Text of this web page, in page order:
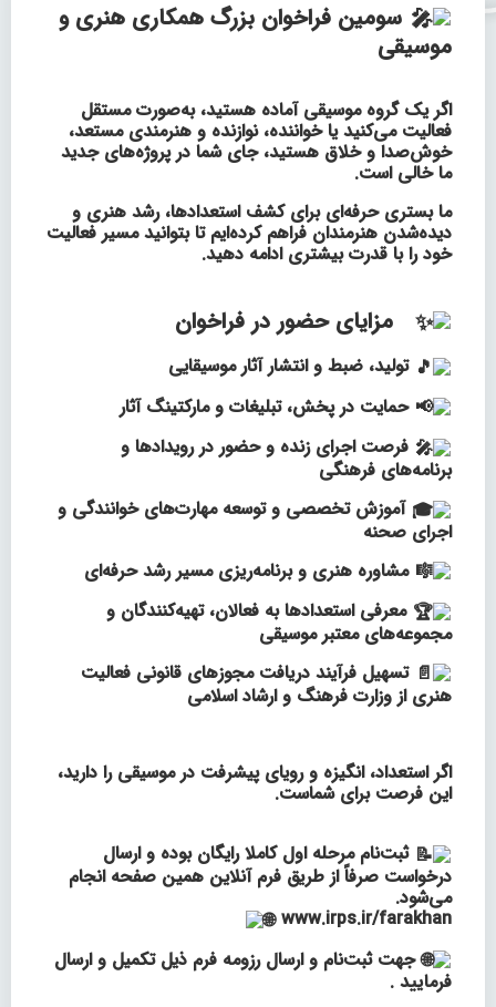
سومین فراخوان بزرگ همکاری هنری و
موسیقی
اگر یک گروه موسیقی آماده هستید، به‌صورت مستقل
فعالیت می‌کنید یا خواننده، نوازنده و هنرمندی مستعد،
خوش‌صدا و خلاق هستید، جای شما در پروژه‌های جدید
ما خالی است.
ما بستریحرفه‌ای برای کشف استعدادها، رشد هنری و
دیده‌شدن هنرمندان فراهم کرده‌ایم تا بتوانید مسیر فعالیت
خود را با قدرت بیشتری ادامه دهید.
مزایای حضور در فراخوان
تولید، ضبط و انتشار آثار موسیقایی
حمایت در پخش، تبلیغات و مارکتینگ آثار
فرصت اجرای زنده و حضور در رویدادها و
برنامه‌های فرهنگی
آموزش تخصصی و توسعه مهارت‌های خوانندگی و
اجرای صحنه
مشاوره هنری و برنامه‌ریزی مسیر رشد حرفه‌ای
معرفی استعدادها به فعالان، تهیه‌کنندگان و
مجموعه‌های معتبر موسیقی
تسهیل فرآیند دریافت مجوزهای قانونی فعالیت
هنری از وزارت فرهنگ و ارشاد اسلامی
اگر استعداد، انگیزه و رویای پیشرفت در موسیقی را دارید،
این فرصت برای شماست.
ثبت‌نام مرحله اول کاملا رایگان بوده و ارسال
درخواست صرفاً از طریق فرم آنلاین همین صفحه انجام
می‌شود.
www.irps.ir/farakhan
جهت ثبت‌نام و ارسال رزومه فرم ذیل تکمیل و ارسال
فرمایید .